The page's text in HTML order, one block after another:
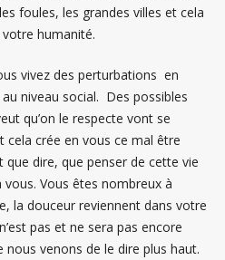
foules, les grandes villes et cela
humanité.
vivez des perturbations en
niveau social. Des possibles
qu’on le respecte vont se
crée en vous ce mal être
que dire, que penser de cette vie
Vous êtes nombreux à
la douceur reviennent dans votre
pas et ne sera pas encore
venons de le dire plus haut.